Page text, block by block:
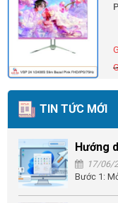
TIN TỨC MỚI
Hướng
17/06/
Bước 1: